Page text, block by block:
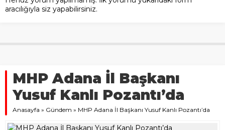
aracılığıyla siz yapabilirsiniz.
MHP Adana İl Başkanı
Yusuf Kanlı Pozantı’da
Anasayfa » Gündem » MHP Adana İl Başkanı Yusuf Kanlı Pozantı’da